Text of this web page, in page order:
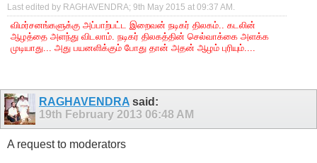
Last edited by RAGHAVENDRA; 9th May 2015 at 09:37 AM .
விமர்சனங்களுக்கு அப்பாற்பட்ட இறைவன் நடிகர் திலகம்.. கடலின்
ஆழத்தை அளந்து விடலாம். நடிகர் திலகத்தின் செல்வாக்கை அளக்க
முடியாது... அது பயனளிக்கும் போது தான் அதன் ஆழம் புரியும்....
RAGHAVENDRA said:
19th February 2013 06:48 AM
A request to moderators